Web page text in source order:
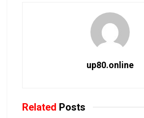
up80.online
Related Posts